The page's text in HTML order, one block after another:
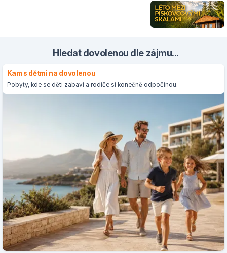
Hledat dovolenou dle zájmu...
Kam s dětmi na dovolenou
Pobyty, kde se děti zabaví a rodiče si konečně odpočinou.